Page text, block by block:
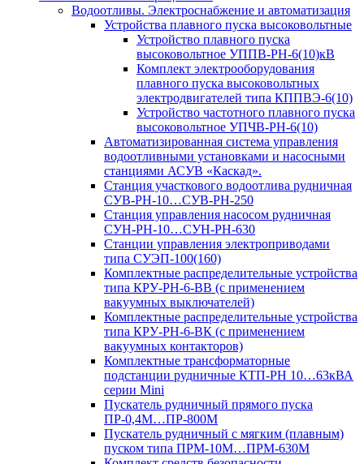
Водоотливы. Электроснабжение и автоматизация
Устройства плавного пуска высоковольтные
Устройство плавного пуска
высоковольтное УППВ-РН-6(10)кВ
Комплект электрооборудования
плавного пуска высоковольтных
электродвигателей типа КППВЭ-6(10)
Устройство частотного плавного пуска
высоковольтное УПЧВ-РН-6(10)
Автоматизированная система управления
водоотливными установками и насосными
станциями АСУВ «Каскад».
Станция участкового водоотлива рудничная
СУВ-РН-10…СУВ-РН-250
Станция управления насосом рудничная
СУН-РН-10…СУН-РН-630
Станции управления электроприводами
типа СУЭП-100(160)
Комплектные распределительные устройства
типа КРУ-РН-6-ВВ (с применением
вакуумных выключателей)
Комплектные распределительные устройства
типа КРУ-РН-6-ВК (с применением
вакуумных контакторов)
Комплектные трансформаторные
подстанции рудничные КТП-РН 10…63кВА
серии Mini
Пускатель рудничный прямого пуска
ПР-0,4М…ПР-800М
Пускатель рудничный с мягким (плавным)
пуском типа ПРМ-10М…ПРМ-630М